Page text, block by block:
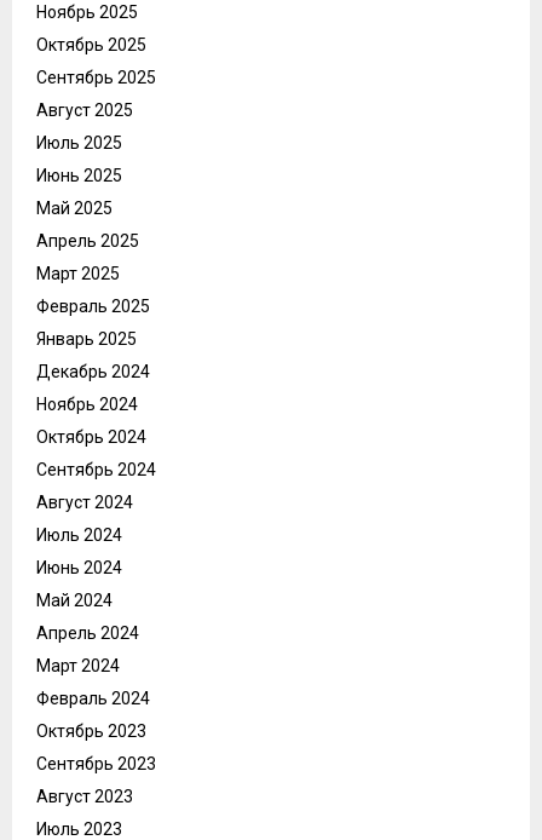
Ноябрь 2025
Октябрь 2025
Сентябрь 2025
Август 2025
Июль 2025
Июнь 2025
Май 2025
Апрель 2025
Март 2025
Февраль 2025
Январь 2025
Декабрь 2024
Ноябрь 2024
Октябрь 2024
Сентябрь 2024
Август 2024
Июль 2024
Июнь 2024
Май 2024
Апрель 2024
Март 2024
Февраль 2024
Октябрь 2023
Сентябрь 2023
Август 2023
Июль 2023